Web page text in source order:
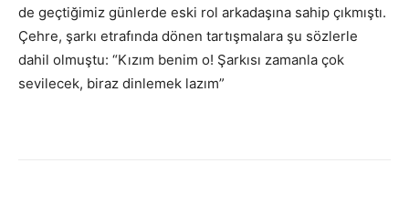
de geçtiğimiz günlerde eski rol arkadaşına sahip çıkmıştı.
Çehre, şarkı etrafında dönen tartışmalara şu sözlerle
dahil olmuştu: “Kızım benim o! Şarkısı zamanla çok
sevilecek, biraz dinlemek lazım”